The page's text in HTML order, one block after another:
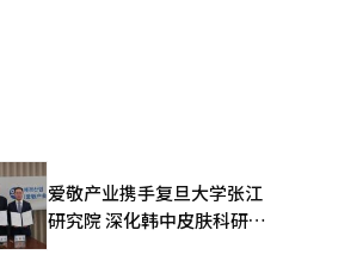
爱敬产业携手复旦大学张江
研究院 深化韩中皮肤科研合